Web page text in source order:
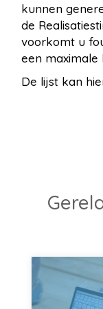
kunnen
de
voorkomt u
een maximale
De lijst kan